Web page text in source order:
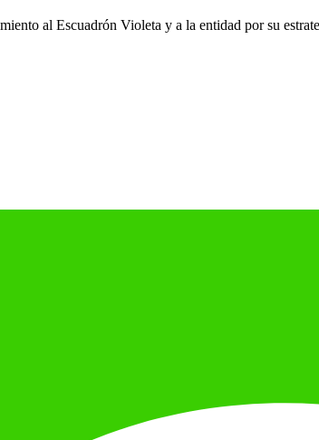
al Escuadrón Violeta y a la entidad por su